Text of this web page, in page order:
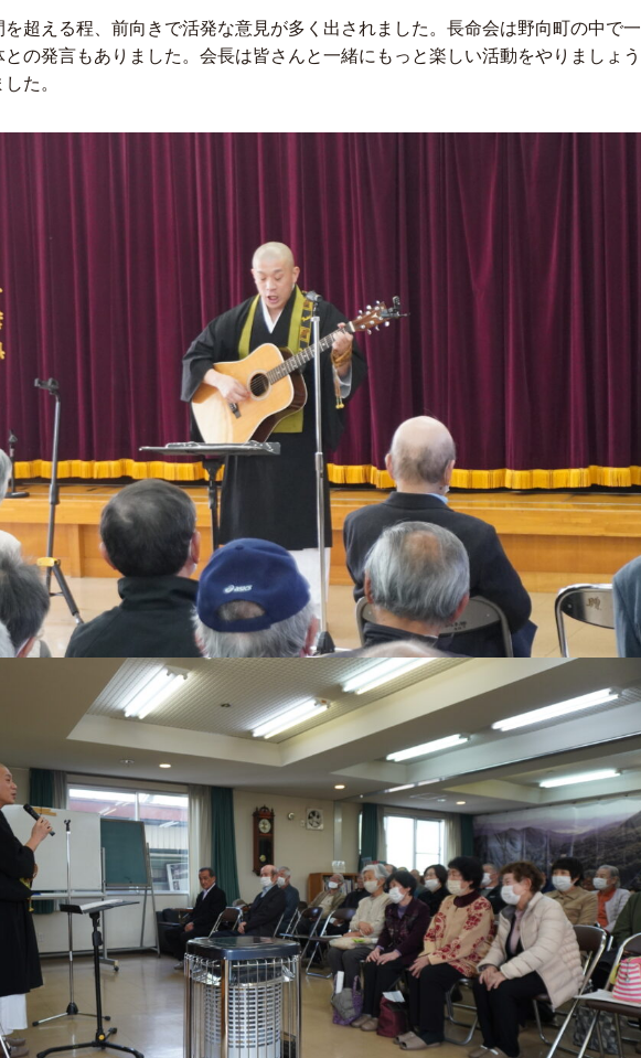
超える程、前向きで活発な意見が多く出されました。長命会は野向町の中で一
の発言もありました。会長は皆さんと一緒にもっと楽しい活動をやりましょう
た。